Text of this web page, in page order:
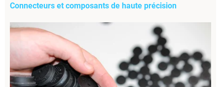
Connecteurs et composants de haute précision